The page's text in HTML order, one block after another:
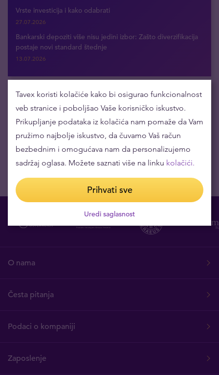
Vrste investicija i kako odabrati
27.07.2026
Bankarski depoziti više nisu jedini izbor: Zašto diverzifikacija
postaje novi standard štednje
13.07.2026
Dobijajte najnovije vesti putem e-maila
O nama
Česta pitanja
Podaci o kompaniji
Zaposlenje
Tavex koristi kolačiće kako bi osigurao funkcionalnost
veb stranice i poboljšao Vaše korisničko iskustvo.
Prikupljanje podataka iz kolačića nam pomaže da Vam
pružimo najbolje iskustvo, da čuvamo Vaš račun
bezbednim i omogućava nam da personalizujemo
sadržaj oglasa. Možete saznati više na linku kolačići.
Prihvati sve
Uredi saglasnost